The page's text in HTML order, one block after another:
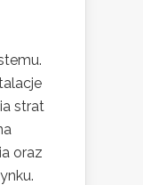
strat
oraz